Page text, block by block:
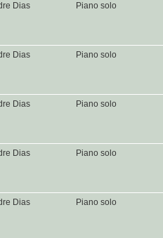
Dias Piano solo
Dias Piano solo
Dias Piano solo
Dias Piano solo
Dias Piano solo